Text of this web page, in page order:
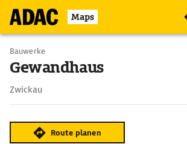
Maps
Bauwerke
Gewandhaus
Zwickau
Route planen